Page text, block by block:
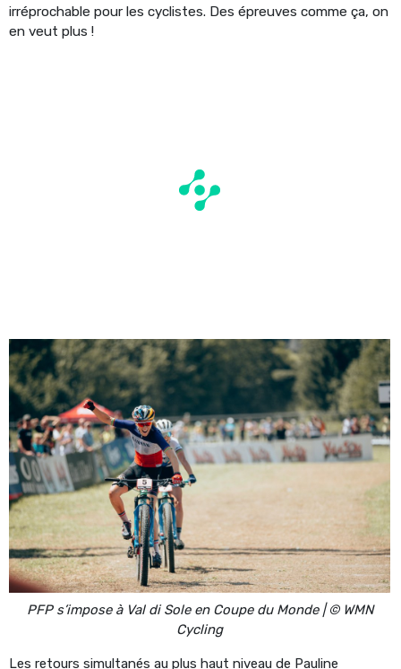
irréprochable pour les cyclistes. Des épreuves comme ça, on
en veut plus !
PFP s’impose à Val di Sole en Coupe du Monde | © WMN
Cycling
Les retours simultanés au plus haut niveau de Pauline